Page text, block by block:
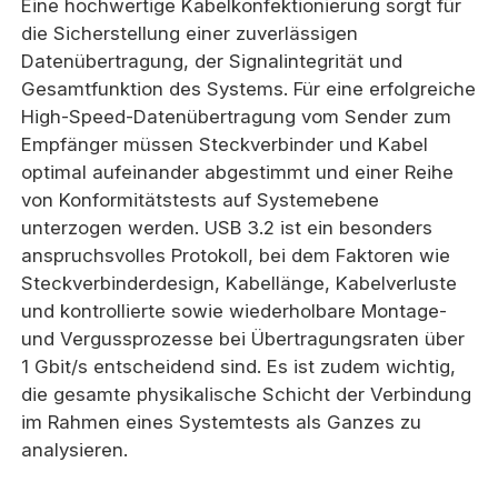
Eine hochwertige Kabelkonfektionierung sorgt für
die Sicherstellung einer zuverlässigen
Datenübertragung, der Signalintegrität und
Gesamtfunktion des Systems. Für eine erfolgreiche
High-Speed-Datenübertragung vom Sender zum
Empfänger müssen Steckverbinder und Kabel
optimal aufeinander abgestimmt und einer Reihe
von Konformitätstests auf Systemebene
unterzogen werden. USB 3.2 ist ein besonders
anspruchsvolles Protokoll, bei dem Faktoren wie
Steckverbinderdesign, Kabellänge, Kabelverluste
und kontrollierte sowie wiederholbare Montage-
und Vergussprozesse bei Übertragungsraten über
1 Gbit/s entscheidend sind. Es ist zudem wichtig,
die gesamte physikalische Schicht der Verbindung
im Rahmen eines Systemtests als Ganzes zu
analysieren.